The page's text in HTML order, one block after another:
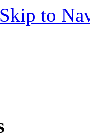
Skip to